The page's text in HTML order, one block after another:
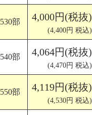
530部 4,000円(税抜)
(4,400円 税込)
540部 4,064円(税抜)
(4,470円 税込)
550部 4,119円(税抜)
(4,530円 税込)